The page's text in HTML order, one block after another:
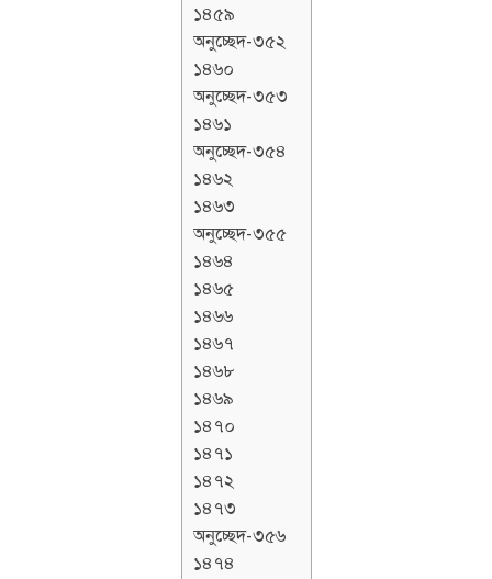
১৪৫৯
অনুচ্ছেদ-৩৫২
১৪৬০
অনুচ্ছেদ-৩৫৩
১৪৬১
অনুচ্ছেদ-৩৫৪
১৪৬২
১৪৬৩
অনুচ্ছেদ-৩৫৫
১৪৬৪
১৪৬৫
১৪৬৬
১৪৬৭
১৪৬৮
১৪৬৯
১৪৭০
১৪৭১
১৪৭২
১৪৭৩
অনুচ্ছেদ-৩৫৬
১৪৭৪